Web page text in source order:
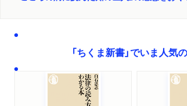
「ちくま新書」でいま人気